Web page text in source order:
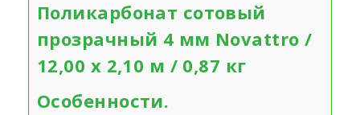
Поликарбонат сотовый
прозрачный 4 мм Novattro /
12,00 х 2,10 м / 0,87 кг
Особенности.